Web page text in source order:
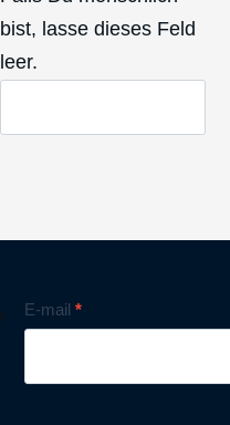
bist, lasse dieses Feld
leer.
Nyhetsbrev
E-mail*